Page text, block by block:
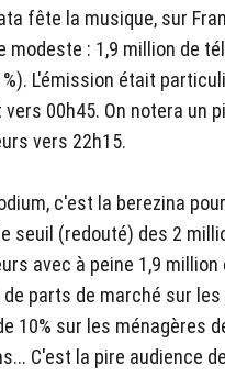
fête la musique, sur
modeste : 1,9 million de
L'émission était
00h45. On notera un
vers 22h15.
c'est la berezina
seuil (redouté) des 2
avec à peine 1,9 million
de parts de marché sur
10% sur les ménagères
C'est la pire audience